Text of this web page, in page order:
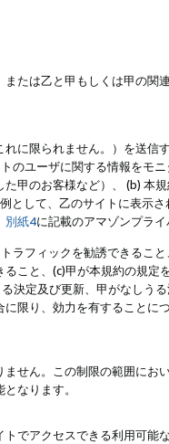
たは乙と甲もしくは甲の関
に限られません。）を送信
のユーザに関する情報をモ
甲のお客様など）、 (b) 本
として、乙のサイトに表示
別紙4に記載のアマゾンプライ
ラフィックを勧誘できるこ
こと、(c)甲が本規約の規定
決定及び更新、甲がなしう
限り、効力を有することに
せん。この制限の範囲にお
なります。
でアクセスできる利用可能